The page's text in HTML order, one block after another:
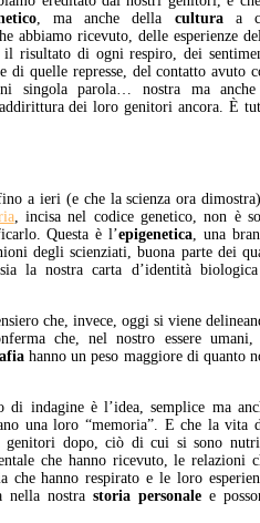
, ma anche della culturaa
abbiamo ricevuto, delle esperienze
il risultato di ogni respiro, dei
di quelle represse, del contatto avuto
singola parola… nostra ma
dei loro genitori ancora. È
a ieri (e che la scienza ora
, incisa nel codice genetico, non è
Questa è l’epigenetica , una
degli scienziati, buona parte dei
sia la nostra carta d’identità
che, invece, oggi si viene
che, nel nostro essere umani,
hanno un peso maggiore di quanto
di indagine è l’idea, semplice ma
una loro “memoria”. E che la vita
genitori dopo, ciò di cui si sono
che hanno ricevuto, le relazioni
che hanno respirato e le loro
nella nostra storia personale e